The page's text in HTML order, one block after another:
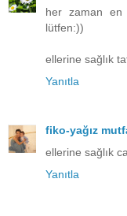
her zaman en
lütfen:))
ellerine sağlık
Yanıtla
fiko-yağız
ellerine sağlık
Yanıtla